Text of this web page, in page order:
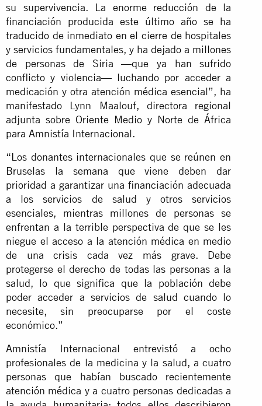
su supervivencia. La enorme reducción de la
financiación producida este último año se ha
traducido de inmediato en el cierre de hospitales
y servicios fundamentales, y ha dejado a millones
de personas de Siria —que ya han sufrido
conflicto y violencia— luchando por acceder a
medicación y otra atención médica esencial”, ha
manifestado Lynn Maalouf, directora regional
adjunta sobre Oriente Medio y Norte de África
para Amnistía Internacional.
“Los donantes internacionales que se reúnen en
Bruselas la semana que viene deben dar
prioridad a garantizar una financiación adecuada
a los servicios de salud y otros servicios
esenciales, mientras millones de personas se
enfrentan a la terrible perspectiva de que se les
niegue el acceso a la atención médica en medio
de una crisis cada vez más grave. Debe
protegerse el derecho de todas las personas a la
salud, lo que significa que la población debe
poder acceder a servicios de salud cuando lo
necesite, sin preocuparse por el coste
económico.”
Amnistía Internacional entrevistó a ocho
profesionales de la medicina y la salud, a cuatro
personas que habían buscado recientemente
atención médica y a cuatro personas dedicadas a